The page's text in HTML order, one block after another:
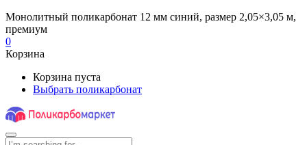
Монолитный поликарбонат 12 мм синий, размер 2,05×3,05 м,
премиум
0
Корзина
Корзина пуста
Выбрать поликарбонат